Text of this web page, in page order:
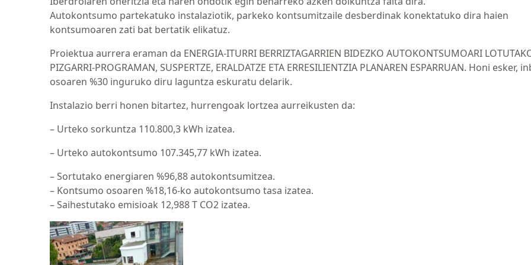
Autokontsumo partekatuko instalaziotik, parkeko kontsumitzaile desberdinak konektatuko dira haien
kontsumoaren zati bat bertatik elikatuz.
Proiektua aurrera eraman da ENERGIA-ITURRI BERRIZTAGARRIEN BIDEZKO AUTOKONTSUMOARI
PIZGARRI-PROGRAMAN, SUSPERTZE, ERALDATZE ETA ERRESILIENTZIA PLANAREN ESPARRUAN. Honi esker,
osoaren %30 inguruko diru laguntza eskuratu delarik.
Instalazio berri honen bitartez, hurrengoak lortzea aurreikusten da:
– Urteko sorkuntza 110.800,3 kWh izatea.
– Urteko autokontsumo 107.345,77 kWh izatea.
– Sortutako energiaren %96,88 autokontsumitzea.
– Kontsumo osoaren %18,16-ko autokontsumo tasa izatea.
– Saihestutako emisioak 12,988 T CO2 izatea.